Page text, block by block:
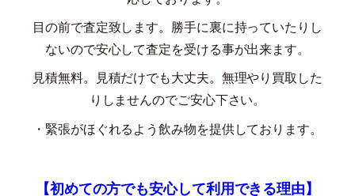
目の前で査定致します。勝手に裏に持っていたりし
ないので安心して査定を受ける事が出来ます。
見積無料。見積だけでも大丈夫。無理やり買取した
りしませんのでご安心下さい。
・緊張がほぐれるよう飲み物を提供しております。
【初めての方でも安心して利用できる理由】